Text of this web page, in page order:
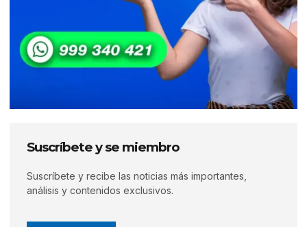
Suscríbete y se miembro
Suscríbete y recibe las noticias más importantes,
análisis y contenidos exclusivos.